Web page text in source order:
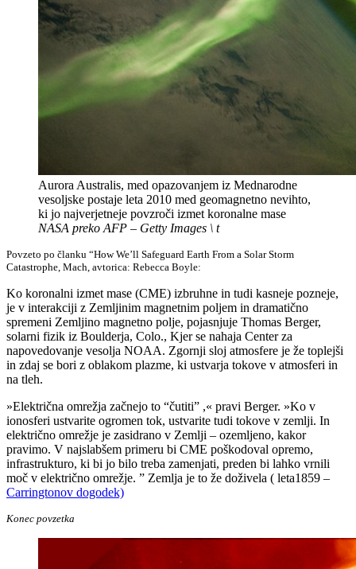
Aurora Australis, med opazovanjem iz Mednarodne
vesoljske postaje leta 2010 med geomagnetno nevihto,
ki jo najverjetneje povzroči izmet koronalne mase
NASA preko AFP – Getty Images \ t
Povzeto po članku “How We’ll Safeguard Earth From a Solar Storm
Catastrophe, Mach, avtorica: Rebecca Boyle:
Ko koronalni izmet mase (CME) izbruhne in tudi kasneje pozneje,
je v interakciji z Zemljinim magnetnim poljem in dramatično
spremeni Zemljino magnetno polje, pojasnjuje Thomas Berger,
solarni fizik iz Boulderja, Colo., Kjer se nahaja Center za
napovedovanje vesolja NOAA. Zgornji sloj atmosfere je že toplejši
in zdaj se bori z oblakom plazme, ki ustvarja tokove v atmosferi in
na tleh.
»Električna omrežja začnejo to “čutiti” ,« pravi Berger. »Ko v
ionosferi ustvarite ogromen tok, ustvarite tudi tokove v zemlji. In
električno omrežje je zasidrano v Zemlji – ozemljeno, kakor
pravimo. V najslabšem primeru bi CME poškodoval opremo,
infrastrukturo, ki bi jo bilo treba zamenjati, preden bi lahko vrnili
moč v električno omrežje. ” Zemlja je to že doživela ( leta1859 –
Carringtonov dogodek)
Konec povzetka